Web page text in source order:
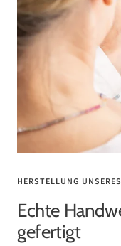
HERSTELLUNG
Echte
gefertigt